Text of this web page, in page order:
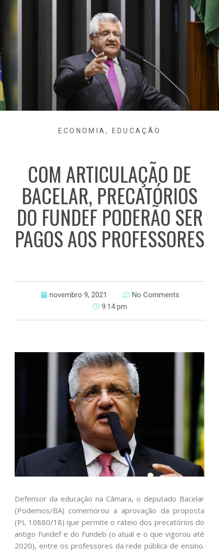
ECONOMIA, EDUCAÇÃO
COM ARTICULAÇÃO DE
BACELAR, PRECATÓRIOS
DO FUNDEF PODERÃO SER
PAGOS AOS PROFESSORES
novembro 9, 2021
No Comments
9:14 pm
Defensor da educação na Câmara, o deputado Bacelar
(Podemos/BA) comemorou a aprovação da proposta
(PL 10880/18) que permite o rateio dos precatórios do
antigo Fundef e do Fundeb (o atual e o que vigorou até
2020), entre os professores da rede pública de ensino.